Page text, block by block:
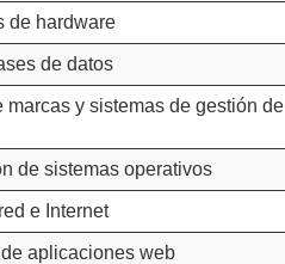
de hardware
de datos
marcas y sistemas de gestión de
de sistemas operativos
e Internet
aplicaciones web